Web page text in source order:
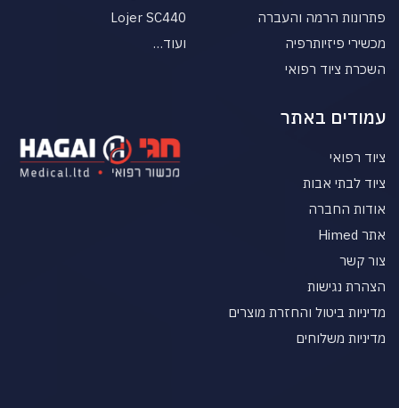
פתרונות הרמה והעברה
מכשירי פיזיותרפיה
השכרת ציוד רפואי
Lojer SC440
ועוד…
עמודים באתר
ציוד רפואי
ציוד לבתי אבות
אודות החברה
אתר Himed
צור קשר
הצהרת נגישות
מדיניות ביטול והחזרת מוצרים
מדיניות משלוחים